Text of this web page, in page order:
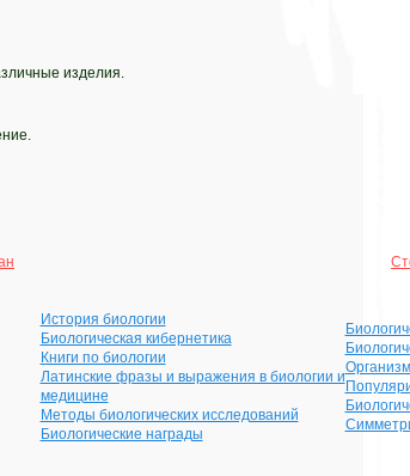
изделия.
История биологии
Биологическая кибернетика
Книги по биологии
Латинские фразы и выражения в биологии и
медицине
Методы биологических исследований
Биологические награды